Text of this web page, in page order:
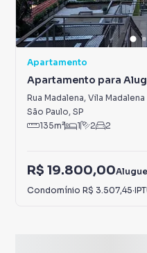
Apartamento
Apartamento para
Rua Madalena, Vila Madalena
São Paulo, SP
135m² 1 2 2
R$ 19.800,00
Condomínio R$ 3.507,45·